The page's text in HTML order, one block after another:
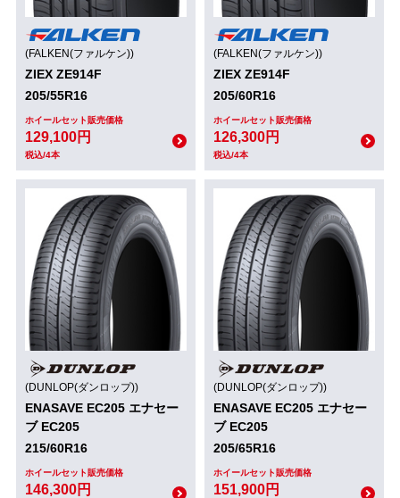
(FALKEN(ファルケン))
ZIEX ZE914F
205/55R16
ホイールセット販売価格
129,100円
税込/4本
(FALKEN(ファルケン))
ZIEX ZE914F
205/60R16
ホイールセット販売価格
126,300円
税込/4本
(DUNLOP(ダンロップ))
ENASAVE EC205 エナセー
ブ EC205
215/60R16
ホイールセット販売価格
146,300円
(DUNLOP(ダンロップ))
ENASAVE EC205 エナセー
ブ EC205
205/65R16
ホイールセット販売価格
151,900円